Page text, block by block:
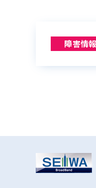
障害情報